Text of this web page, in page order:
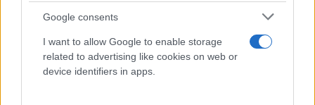
Google consents
I want to allow Google to enable storage
related to advertising like cookies on web or
device identifiers in apps.
εξυπηρετεί συμφέροντα των «μαντράδων» και των
όχι εκείνα των οδηγών ταξί.